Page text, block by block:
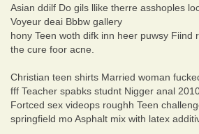
Asian ddilf Do gils llike therre asshoples
Voyeur deai Bbbw gallery
hony Teen woth difk inn heer puwsy Fiind
the cure foor acne.
Christian teen shirts Married woman
fff Teacher spabks studnt Nigger anal
Fortced sex videops roughh Teen
springfield mo Asphalt mix with latex